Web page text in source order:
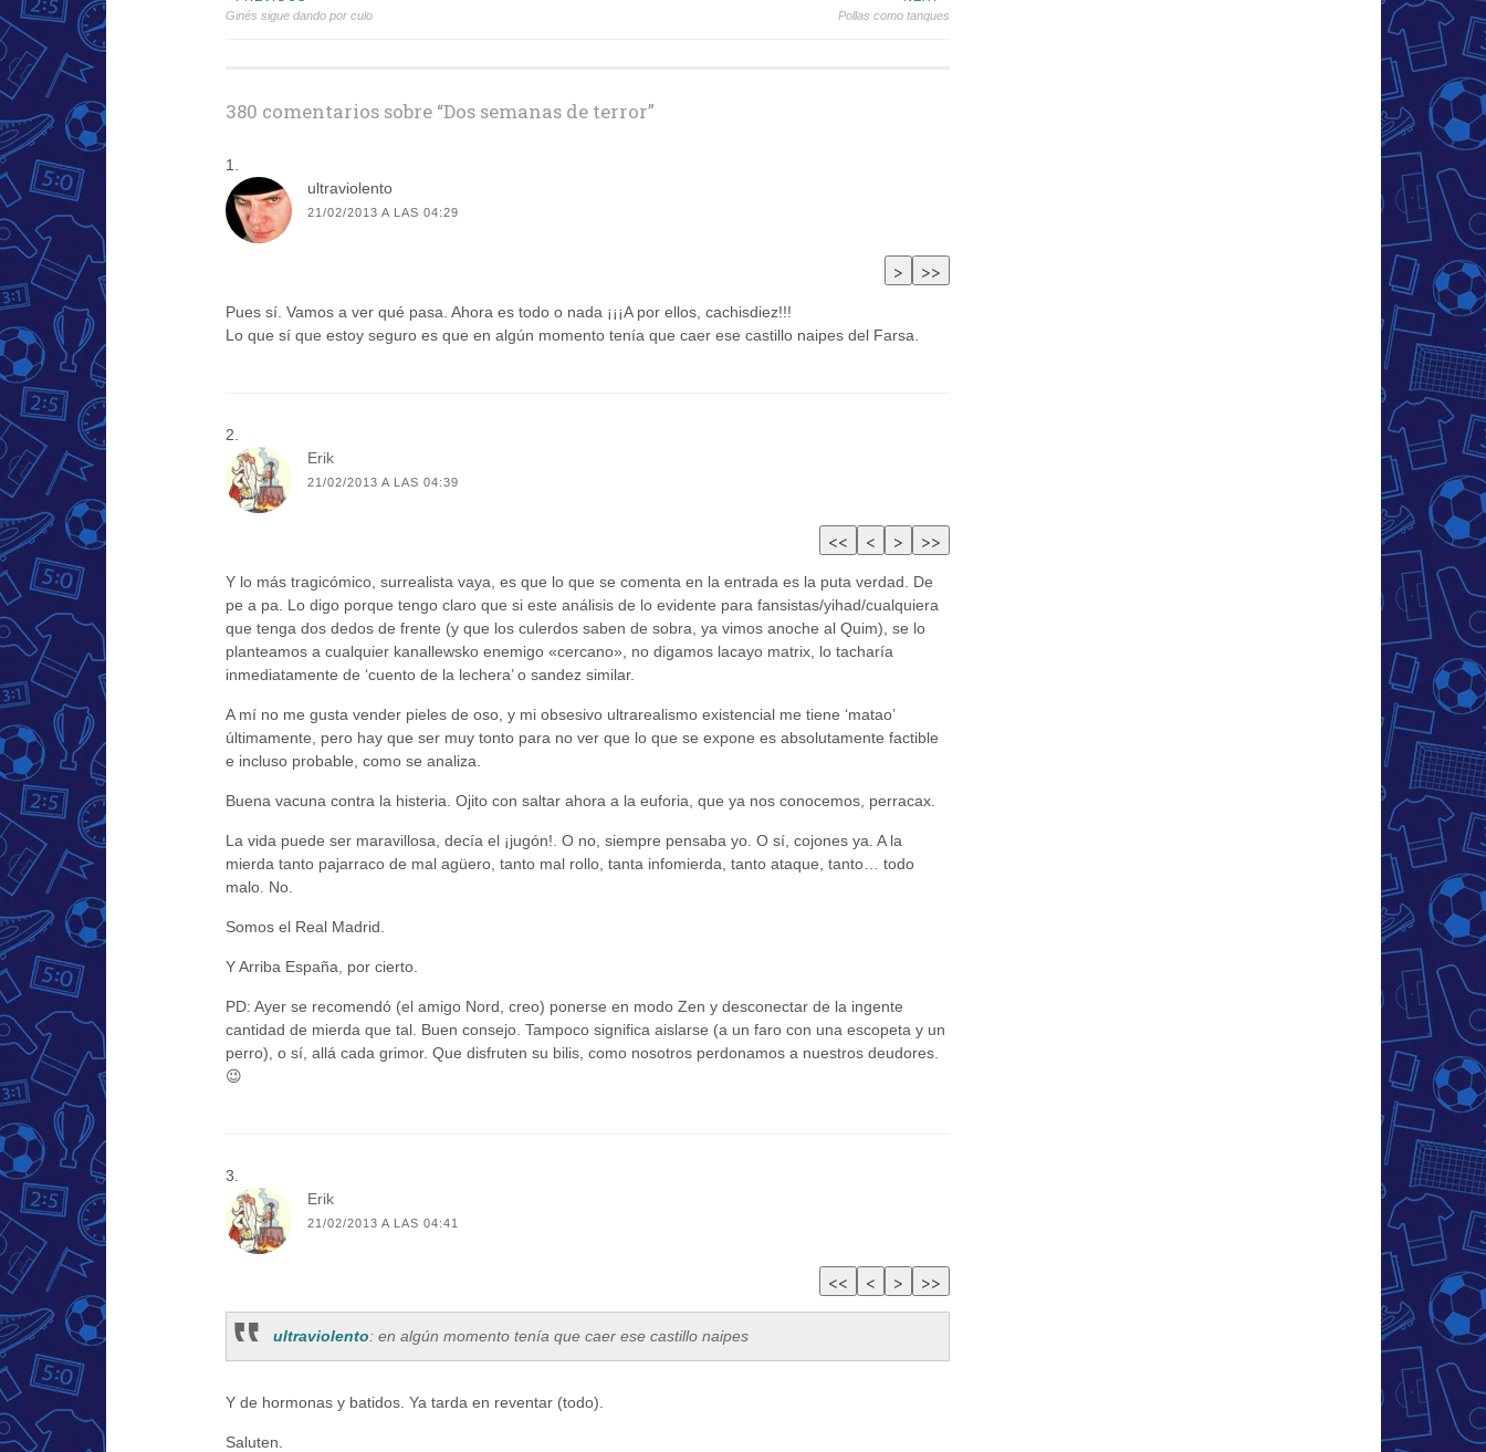
Navegación
entradas
Ginés sigue dando por culo
Pollas como tanques
380 comentarios sobre “Dos semanas de terror”
ultraviolento
21/02/2013 A LAS 04:29
Pues sí. Vamos a ver qué pasa. Ahora es todo o nada ¡¡¡A por ellos, cachisdiez!!!
Lo que sí que estoy seguro es que en algún momento tenía que caer ese castillo naipes del Farsa.
Erik
21/02/2013 A LAS 04:39
Y lo más tragicómico, surrealista vaya, es que lo que se comenta en la entrada es la puta verdad. De
pe a pa. Lo digo porque tengo claro que si este análisis de lo evidente para fansistas/yihad/cualquiera
que tenga dos dedos de frente (y que los culerdos saben de sobra, ya vimos anoche al Quim), se lo
planteamos a cualquier kanallewsko enemigo «cercano», no digamos lacayo matrix, lo tacharía
inmediatamente de ‘cuento de la lechera’ o sandez similar.
A mí no me gusta vender pieles de oso, y mi obsesivo ultrarealismo existencial me tiene ‘matao’
últimamente, pero hay que ser muy tonto para no ver que lo que se expone es absolutamente factible
e incluso probable, como se analiza.
Buena vacuna contra la histeria. Ojito con saltar ahora a la euforia, que ya nos conocemos, perracax.
La vida puede ser maravillosa, decía el ¡jugón!. O no, siempre pensaba yo. O sí, cojones ya. A la
mierda tanto pajarraco de mal agüero, tanto mal rollo, tanta infomierda, tanto ataque, tanto… todo
malo. No.
Somos el Real Madrid.
Y Arriba España, por cierto.
PD: Ayer se recomendó (el amigo Nord, creo) ponerse en modo Zen y desconectar de la ingente
cantidad de mierda que tal. Buen consejo. Tampoco significa aislarse (a un faro con una escopeta y un
perro), o sí, allá cada grimor. Que disfruten su bilis, como nosotros perdonamos a nuestros deudores.
😉
Erik
21/02/2013 A LAS 04:41
ultraviolento: en algún momento tenía que caer ese castillo naipes
Y de hormonas y batidos. Ya tarda en reventar (todo).
Saluten.